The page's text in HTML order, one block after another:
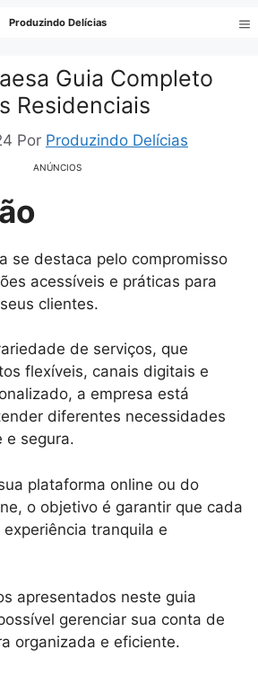
Produzindo Delícias
Guia Completo
Residenciais
Por Produzindo Delícias
ANÚNCIOS
se destaca pelo compromisso
acessíveis e práticas para
clientes.
de serviços, que
flexíveis, canais digitais e
a empresa está
diferentes necessidades
e segura.
plataforma online ou do
o objetivo é garantir que cada
tranquila e
apresentados neste guia
gerenciar sua conta de
organizada e eficiente.